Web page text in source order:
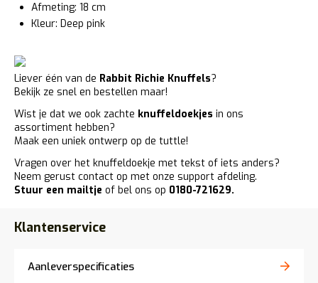
Afmeting: 18 cm
Kleur: Deep pink
Liever één van de Rabbit Richie Knuffels?
Bekijk ze snel en bestellen maar!
Wist je dat we ook zachte knuffeldoekjes in ons
assortiment hebben?
Maak een uniek ontwerp op de tuttle!
Vragen over het knuffeldoekje met tekst of iets anders?
Neem gerust contact op met onze support afdeling.
Stuur een mailtje of bel ons op 0180-721629.
Klantenservice
Aanleverspecificaties